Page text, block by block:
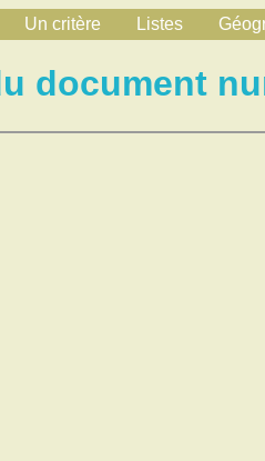
Un critère Listes
document